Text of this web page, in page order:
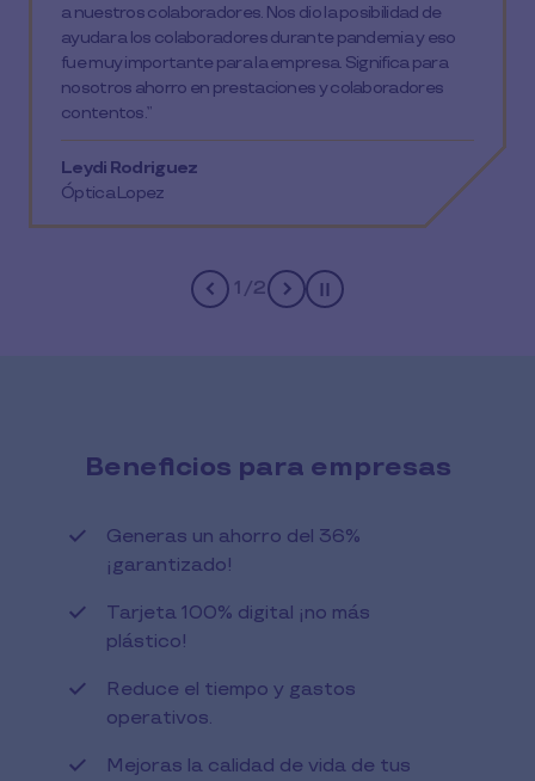
a nuestros colaboradores. Nos dio la posibilidad de
ayudar a los colaboradores durante pandemia y eso
fue muy importante para la empresa. Significa para
nosotros ahorro en prestaciones y colaboradores
contentos.”
Leydi Rodriguez
Óptica Lopez
1 /2
Beneficios para empresas
Generas un ahorro del 36%
¡garantizado!
Tarjeta 100% digital ¡no más
plástico!
Reduce el tiempo y gastos
operativos.
Mejoras la calidad de vida de tus